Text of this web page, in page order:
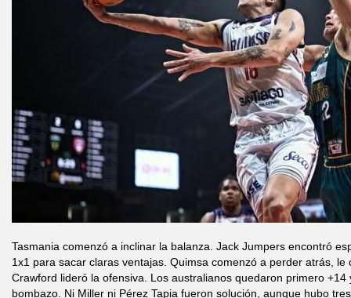
Tasmania comenzó a inclinar la balanza. Jack Jumpers encontró
1x1 para sacar claras ventajas. Quimsa comenzó a perder atrás,
Crawford lideró la ofensiva. Los australianos quedaron primero
bombazo. Ni Miller ni Pérez Tapia fueron solución, aunque hubo